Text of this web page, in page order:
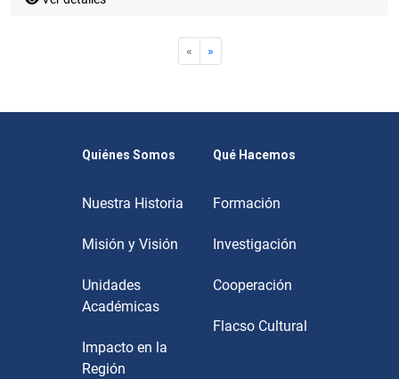
« »
Quiénes Somos
Nuestra Historia
Misión y Visión
Unidades
Académicas
Impacto en la
Región
Qué Hacemos
Formación
Investigación
Cooperación
Flacso Cultural